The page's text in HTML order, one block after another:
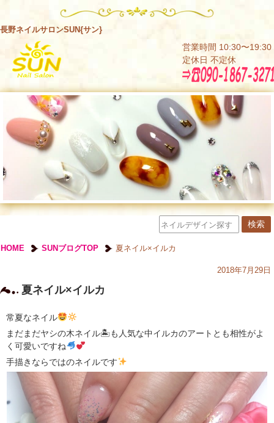
長野ネイルサロンSUN{サン}
営業時間 10:30〜19:30
定休日 不定休
HOME SUNブログTOP 夏ネイル×イルカ
2018年7月29日
夏ネイル×イルカ
常夏なネイル
まだまだヤシの木ネイル🏝も人気な中イルカのアートとも相性がよ
く可愛いですね
手描きならではのネイルです